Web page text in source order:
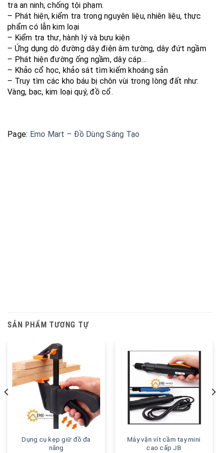
tra an ninh, chống tội phạm.
– Phát hiện, kiểm tra trong nguyên liệu, nhiên liệu, thực
phẩm có lẫn kim loại
– Kiểm tra thư, hành lý và bưu kiện
– Ứng dụng dò đường dây điện âm tường, dây đứt ngầm
– Phát hiện đường ống ngầm, dây cáp…
– Khảo cổ học, khảo sát tìm kiếm khoáng sản
– Truy tìm các kho báu bị chôn vùi trong lòng đất như:
Vàng, bạc, kim loại quý, đồ cổ.
Page: Emo Mart – Đồ Dùng Sáng Tạo
SẢN PHẨM TƯƠNG TỰ
Dụng cụ kẹp giữ đồ đa
năng
Máy vặn vít cầm tay mini
cao cấp JB